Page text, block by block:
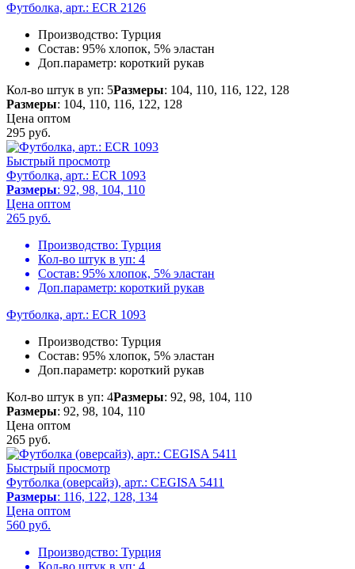
Футболка, арт.: ECR 2126
Производство: Турция
Состав: 95% хлопок, 5% эластан
Доп.параметр: короткий рукав
Кол-во штук в уп: 5Размеры: 104, 110, 116, 122, 128
Размеры: 104, 110, 116, 122, 128
Цена оптом
295 руб.
Быстрый просмотр
Футболка, арт.: ECR 1093
Размеры: 92, 98, 104, 110
Цена оптом
265 руб.
Производство: Турция
Кол-во штук в уп: 4
Состав: 95% хлопок, 5% эластан
Доп.параметр: короткий рукав
Футболка, арт.: ECR 1093
Производство: Турция
Состав: 95% хлопок, 5% эластан
Доп.параметр: короткий рукав
Кол-во штук в уп: 4Размеры: 92, 98, 104, 110
Размеры: 92, 98, 104, 110
Цена оптом
265 руб.
Быстрый просмотр
Футболка (оверсайз), арт.: CEGISA 5411
Размеры: 116, 122, 128, 134
Цена оптом
560 руб.
Производство: Турция